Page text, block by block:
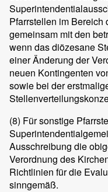
Pfarrstellen im
gemeinsam mit den
wenn das diözesane
einer Änderung der
neuen Kontingenten
sowie bei der
(8) Für sonstige
Ausschreibung die
Verordnung des
Richtlinien für die
sinngemäß.